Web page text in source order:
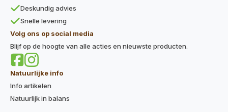
Deskundig advies
Snelle levering
Volg ons op social media
Blijf op de hoogte van alle acties en nieuwste producten.
Natuurlijke info
Info artikelen
Natuurlijk in balans